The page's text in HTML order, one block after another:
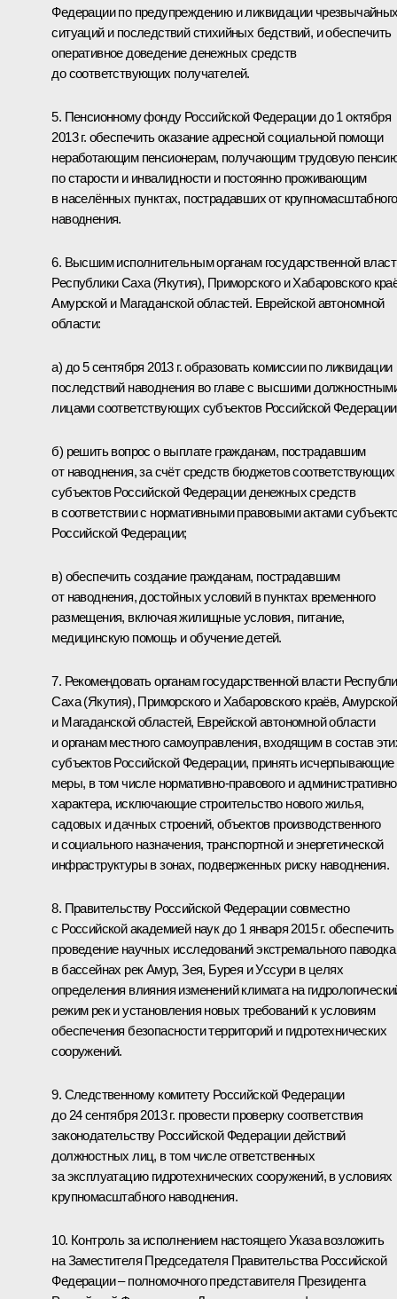
Федерации по предупреждению и ликвидации
ситуаций и последствий стихийных бедствий, и обеспечить
оперативное доведение денежных средств
до соответствующих получателей.
5. Пенсионному фонду Российской Федерации до 1 октября
2013 г. обеспечить оказание адресной социальной помощи
неработающим пенсионерам, получающим трудовую
по старости и инвалидности и постоянно проживающим
в населённых пунктах, пострадавших от крупномасштабного
наводнения.
6. Высшим исполнительным органам государственной
Республики Саха (Якутия), Приморского и Хабаровского
Амурской и Магаданской областей. Еврейской автономной
области:
а) до 5 сентября 2013 г. образовать комиссии по ликвидации
последствий наводнения во главе с высшими
лицами соответствующих субъектов Российской
б) решить вопрос о выплате гражданам, пострадавшим
от наводнения, за счёт средств бюджетов соответствующих
субъектов Российской Федерации денежных средств
в соответствии с нормативными правовыми актами
Российской Федерации;
в) обеспечить создание гражданам, пострадавшим
от наводнения, достойных условий в пунктах временного
размещения, включая жилищные условия, питание,
медицинскую помощь и обучение детей.
7. Рекомендовать органам государственной власти
Саха (Якутия), Приморского и Хабаровского краёв, Амурской
и Магаданской областей, Еврейской автономной области
и органам местного самоуправления, входящим в состав
субъектов Российской Федерации, принять исчерпывающие
меры, в том числе нормативно-правового и
характера, исключающие строительство нового жилья,
садовых и дачных строений, объектов производственного
и социального назначения, транспортной и энергетической
инфраструктуры в зонах, подверженных риску наводнения.
8. Правительству Российской Федерации совместно
с Российской академией наук до 1 января 2015 г. обеспечить
проведение научных исследований экстремального паводка
в бассейнах рек Амур, Зея, Бурея и Уссури в целях
определения влияния изменений климата на
режим рек и установления новых требований к условиям
обеспечения безопасности территорий и гидротехнических
сооружений.
9. Следственному комитету Российской Федерации
до 24 сентября 2013 г. провести проверку соответствия
законодательству Российской Федерации действий
должностных лиц, в том числе ответственных
за эксплуатацию гидротехнических сооружений, в условиях
крупномасштабного наводнения.
10. Контроль за исполнением настоящего Указа возложить
на Заместителя Председателя Правительства Российской
Федерации – полномочного представителя Президента